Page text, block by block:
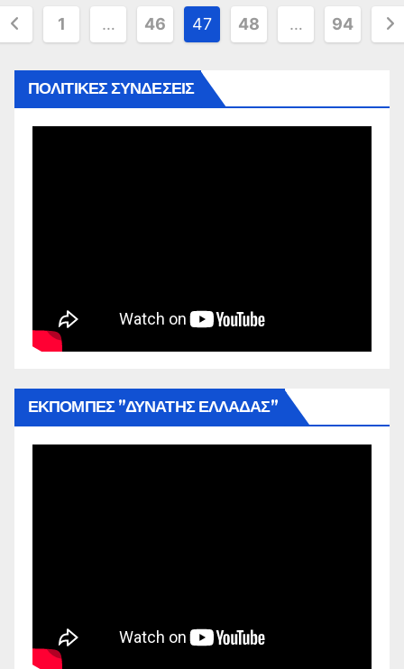
1 … 46 47 48 … 94
ΠΟΛΙΤΙΚΕΣ ΣΥΝΔΕΣΕΙΣ
ΕΚΠΟΜΠΕΣ ”ΔΥΝΑΤΗΣ ΕΛΛΑΔΑΣ”